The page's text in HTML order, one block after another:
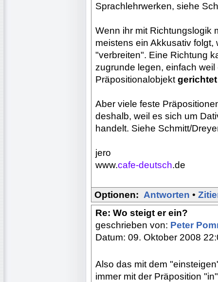
Sprachlehrwerken, siehe
Wenn ihr mit Richtungslogik
meistens ein Akkusativ
"verbreiten". Eine Richtung
zugrunde legen, einfach
Präpositionalobjekt gerichtet
Aber viele feste
deshalb, weil es sich um
handelt. Siehe Schmitt/
jero
www.cafe-deutsch.de
Optionen: Antworten •
Re: Wo steigt er ein?
geschrieben von: Peter
Datum: 09. Oktober 2008
Also das mit dem
immer mit der Präposition